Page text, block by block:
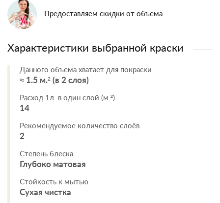
Предоставляем скидки от объема
Характеристики выбранной краски
Данного объема хватает для покраски
≈ 1.5 м.² (в 2 слоя)
Расход 1л. в один слой (м.²)
14
Рекомендуемое количество слоёв
2
Степень блеска
Глубоко матовая
Стойкость к мытью
Сухая чистка